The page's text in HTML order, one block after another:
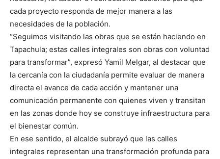
cada proyecto responda de mejor manera a las
necesidades de la población.
“Seguimos visitando las obras que se están haciendo en
Tapachula; estas calles integrales son obras con voluntad
para transformar”, expresó Yamil Melgar, al destacar que
la cercanía con la ciudadanía permite evaluar de manera
directa el avance de cada acción y mantener una
comunicación permanente con quienes viven y transitan
en las zonas donde hoy se construye infraestructura para
el bienestar común.
En ese sentido, el alcalde subrayó que las calles
integrales representan una transformación profunda para